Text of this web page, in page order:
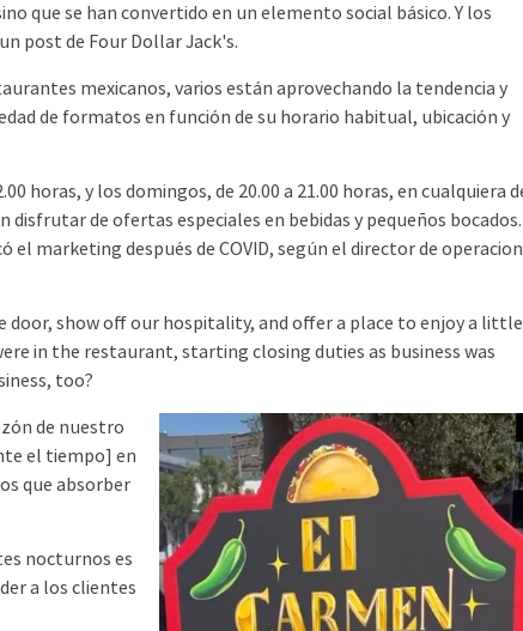
que se han convertido en un elemento social básico. Y los
post de Four Dollar Jack's.
mexicanos, varios están aprovechando la tendencia y
de formatos en función de su horario habitual, ubicación y
horas, y los domingos, de 20.00 a 21.00 horas, en cualquiera
de ofertas especiales en bebidas y pequeños
marketing después de COVID, según el director de
show off our hospitality, and offer a place to enjoy a little
in the restaurant, starting closing duties as business was
too?
de nuestro
el tiempo] en
que absorber
nocturnos es
a los clientes